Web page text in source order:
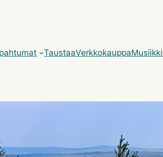
TaustaaVerkkokauppa